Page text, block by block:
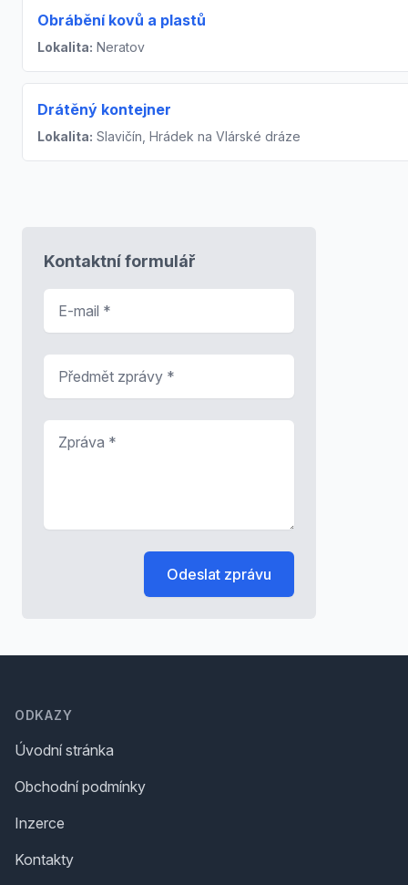
Obrábění kovů a plastů
Lokalita: Neratov
Drátěný kontejner
Lokalita: Slavičín, Hrádek na Vlárské dráze
Kontaktní formulář
Odeslat zprávu
ODKAZY
Úvodní stránka
Obchodní podmínky
Inzerce
Kontakty